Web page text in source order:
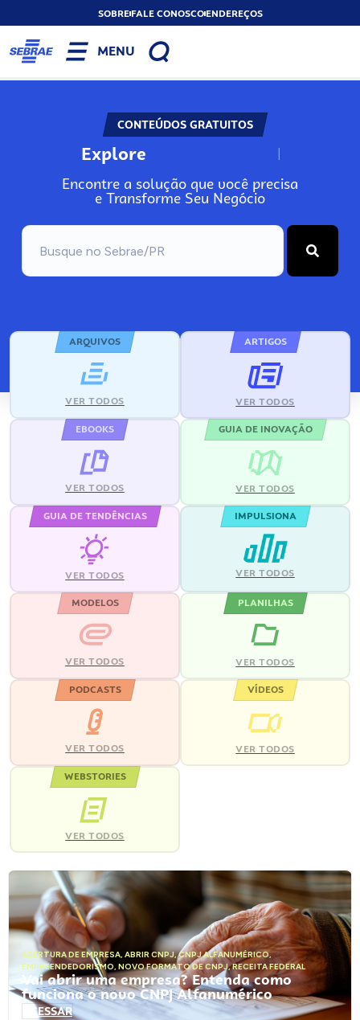
SOBREFALE CONOSCOENDEREÇOS
MENU
CONTEÚDOS GRATUITOS
Explore N
Encontre a solução que você precisa
e Transforme Seu Negócio
ARQUIVOS
VER TODOS
ARTIGOS
VER TODOS
EBOOKS
VER TODOS
GUIA DE INOVAÇÃO
VER TODOS
GUIA DE TENDÊNCIAS
VER TODOS
IMPULSIONA
VER TODOS
MODELOS
VER TODOS
PLANILHAS
VER TODOS
PODCASTS
VER TODOS
VÍDEOS
VER TODOS
WEBSTORIES
VER TODOS
ABERTURA DE EMPRESA, ABRIR CNPJ,CNPJ ALFANUMÉRICO,
EMPREENDEDORISMO, NOVO FORMATO DE CNPJ,RECEITA FEDERAL
Vai abrir uma empresa? Entenda como
funciona o novo CNPJ Alfanumérico
ACESSAR